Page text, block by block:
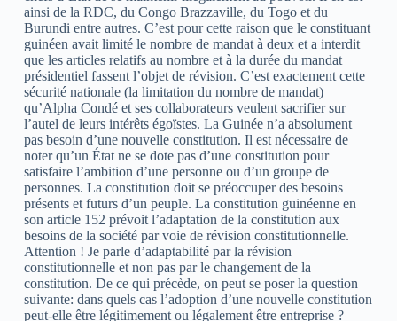
ainsi de la RDC, du Congo Brazzaville, du Togo et du
Burundi entre autres. C’est pour cette raison que le constituant
guinéen avait limité le nombre de mandat à deux et a interdit
que les articles relatifs au nombre et à la durée du mandat
présidentiel fassent l’objet de révision. C’est exactement cette
sécurité nationale (la limitation du nombre de mandat)
qu’Alpha Condé et ses collaborateurs veulent sacrifier sur
l’autel de leurs intérêts égoïstes. La Guinée n’a absolument
pas besoin d’une nouvelle constitution. Il est nécessaire de
noter qu’un État ne se dote pas d’une constitution pour
satisfaire l’ambition d’une personne ou d’un groupe de
personnes. La constitution doit se préoccuper des besoins
présents et futurs d’un peuple. La constitution guinéenne en
son article 152 prévoit l’adaptation de la constitution aux
besoins de la société par voie de révision constitutionnelle.
Attention ! Je parle d’adaptabilité par la révision
constitutionnelle et non pas par le changement de la
constitution. De ce qui précède, on peut se poser la question
suivante: dans quels cas l’adoption d’une nouvelle constitution
peut-elle être légitimement ou légalement être entreprise ?